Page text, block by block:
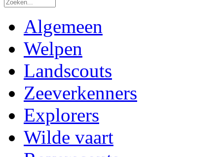
Algemeen
Welpen
Landscouts
Zeeverkenners
Explorers
Wilde vaart